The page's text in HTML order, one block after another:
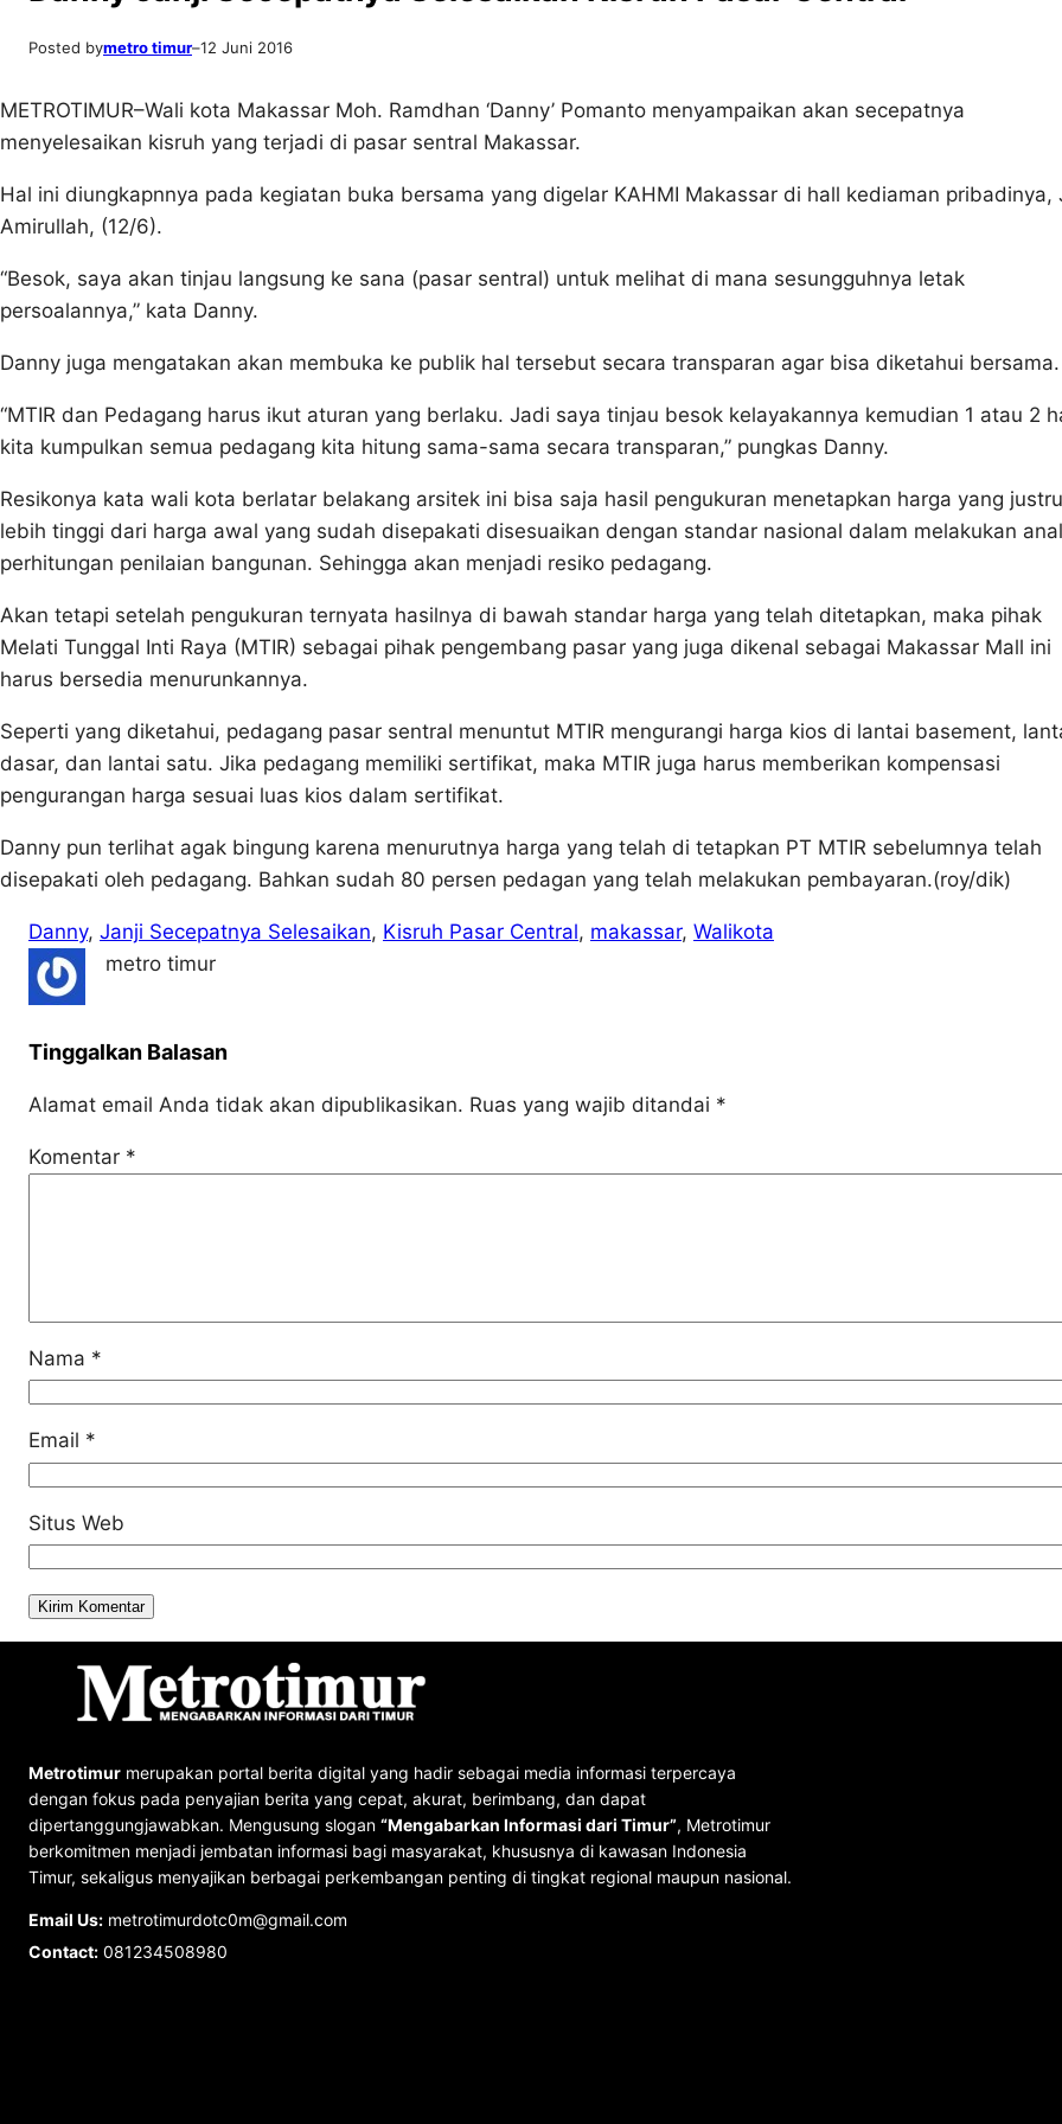
Posted bymetro timur–12 Juni 2016
METROTIMUR–Wali kota Makassar Moh. Ramdhan ‘Danny’ Pomanto menyampaikan akan secepatnya
menyelesaikan kisruh yang terjadi di pasar sentral Makassar.
Hal ini diungkapnnya pada kegiatan buka bersama yang digelar KAHMI Makassar di hall kediaman pribadinya,
Amirullah, (12/6).
“Besok, saya akan tinjau langsung ke sana (pasar sentral) untuk melihat di mana sesungguhnya letak
persoalannya,” kata Danny.
Danny juga mengatakan akan membuka ke publik hal tersebut secara transparan agar bisa diketahui bersama.
“MTIR dan Pedagang harus ikut aturan yang berlaku. Jadi saya tinjau besok kelayakannya kemudian 1 atau 2
kita kumpulkan semua pedagang kita hitung sama-sama secara transparan,” pungkas Danny.
Resikonya kata wali kota berlatar belakang arsitek ini bisa saja hasil pengukuran menetapkan harga yang justru
lebih tinggi dari harga awal yang sudah disepakati disesuaikan dengan standar nasional dalam melakukan
perhitungan penilaian bangunan. Sehingga akan menjadi resiko pedagang.
Akan tetapi setelah pengukuran ternyata hasilnya di bawah standar harga yang telah ditetapkan, maka pihak
Melati Tunggal Inti Raya (MTIR) sebagai pihak pengembang pasar yang juga dikenal sebagai Makassar Mall ini
harus bersedia menurunkannya.
Seperti yang diketahui, pedagang pasar sentral menuntut MTIR mengurangi harga kios di lantai basement,
dasar, dan lantai satu. Jika pedagang memiliki sertifikat, maka MTIR juga harus memberikan kompensasi
pengurangan harga sesuai luas kios dalam sertifikat.
Danny pun terlihat agak bingung karena menurutnya harga yang telah di tetapkan PT MTIR sebelumnya telah
disepakati oleh pedagang. Bahkan sudah 80 persen pedagan yang telah melakukan pembayaran.(roy/dik)
Danny, Janji Secepatnya Selesaikan, Kisruh Pasar Central, makassar, Walikota
metro timur
Tinggalkan Balasan
Alamat email Anda tidak akan dipublikasikan. Ruas yang wajib ditandai *
Komentar *
Nama *
Email *
Situs Web
Metrotimur merupakan portal berita digital yang hadir sebagai media informasi terpercaya
dengan fokus pada penyajian berita yang cepat, akurat, berimbang, dan dapat
dipertanggungjawabkan. Mengusung slogan “Mengabarkan Informasi dari Timur”, Metrotimur
berkomitmen menjadi jembatan informasi bagi masyarakat, khususnya di kawasan Indonesia
Timur, sekaligus menyajikan berbagai perkembangan penting di tingkat regional maupun nasional.
Email Us: metrotimurdotc0m@gmail.com
Contact: 081234508980